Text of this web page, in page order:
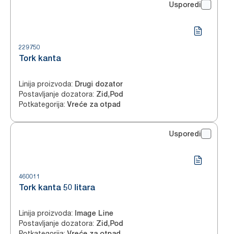
Usporedi
229750
Tork kanta
Linija proizvoda: Drugi dozator
Postavljanje dozatora: Zid,Pod
Potkategorija: Vreće za otpad
Usporedi
460011
Tork kanta 50 litara
Linija proizvoda: Image Line
Postavljanje dozatora: Zid,Pod